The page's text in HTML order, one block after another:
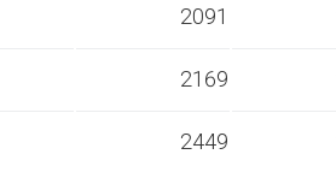
2091
2169
2449